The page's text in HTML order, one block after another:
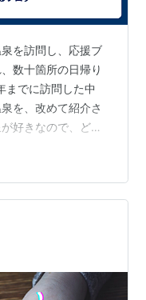
を訪問し、応援ブ
数十箇所の日帰り
までに訪問した中
を、改めて紹介さ
好きなので、どう
１ 長野県 坂城町
たことがないのです
。長野県でも、源
すし、塩素が強い
やはり源泉かけ流